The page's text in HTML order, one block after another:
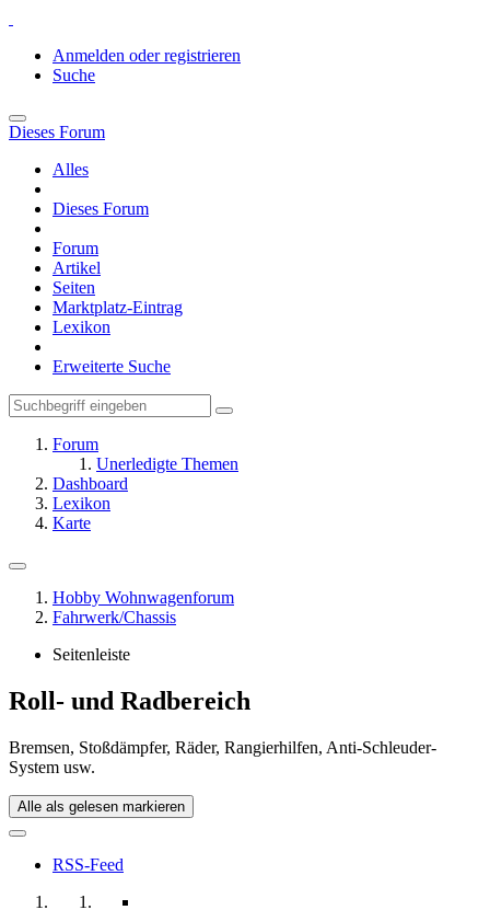
Anmelden oder registrieren
Suche
Dieses Forum
Alles
Dieses Forum
Forum
Artikel
Seiten
Marktplatz-Eintrag
Lexikon
Erweiterte Suche
Forum
Unerledigte Themen
Dashboard
Lexikon
Karte
Hobby Wohnwagenforum
Fahrwerk/Chassis
Seitenleiste
Roll- und Radbereich
Bremsen, Stoßdämpfer, Räder, Rangierhilfen, Anti-Schleuder-
System usw.
Alle als gelesen markieren
RSS-Feed